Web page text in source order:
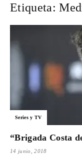
Etiqueta:
Series y TV
“Brigada Costa
14 junio, 2018